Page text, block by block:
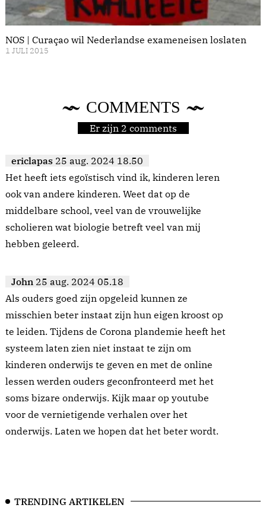
NOS | Curaçao wil Nederlandse exameneisen loslaten
1 JULI 2015
COMMENTS
Er zijn 2 comments
ericlapas 25 aug. 2024 18.50
Het heeft iets egoïstisch vind ik, kinderen leren
ook van andere kinderen. Weet dat op de
middelbare school, veel van de vrouwelijke
scholieren wat biologie betreft veel van mij
hebben geleerd.
John 25 aug. 2024 05.18
Als ouders goed zijn opgeleid kunnen ze
misschien beter instaat zijn hun eigen kroost op
te leiden. Tijdens de Corona plandemie heeft het
systeem laten zien niet instaat te zijn om
kinderen onderwijs te geven en met de online
lessen werden ouders geconfronteerd met het
soms bizare onderwijs. Kijk maar op youtube
voor de vernietigende verhalen over het
onderwijs. Laten we hopen dat het beter wordt.
TRENDING ARTIKELEN